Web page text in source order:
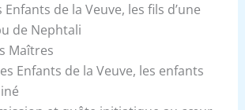
Enfants de la Veuve, les fils d’une
de Nephtali
Maîtres
Enfants de la Veuve, les enfants